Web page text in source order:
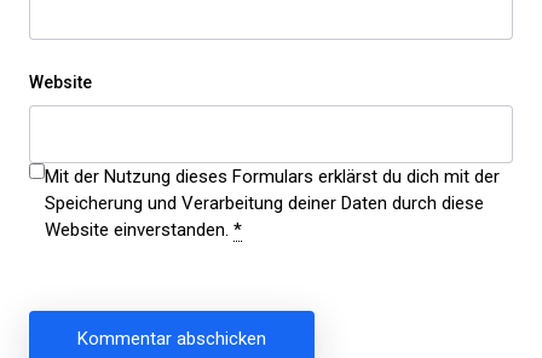
Website
Mit der Nutzung dieses Formulars erklärst du dich mit der
Speicherung und Verarbeitung deiner Daten durch diese
Website einverstanden. *